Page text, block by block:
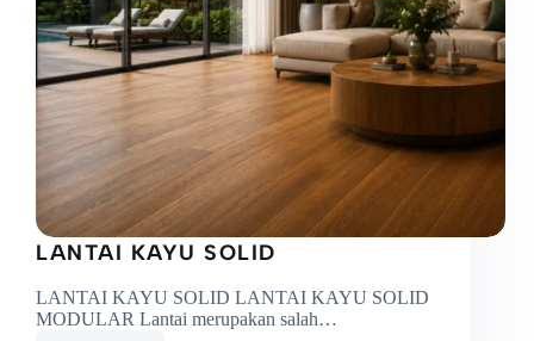
LANTAI KAYU SOLID
LANTAI KAYU SOLID LANTAI KAYU SOLID
MODULAR Lantai merupakan salah…